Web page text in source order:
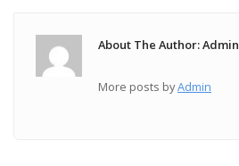
About The Author: Admin
More posts byAdmin